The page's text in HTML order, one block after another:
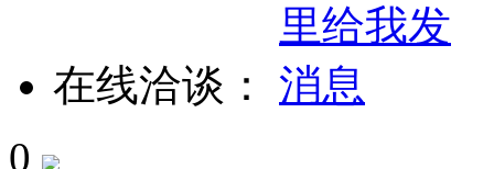
在线洽谈：
0